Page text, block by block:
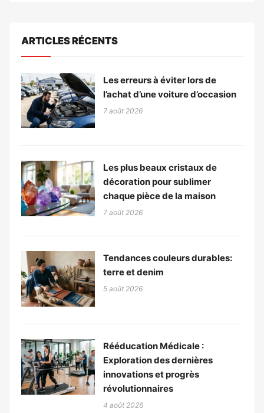
ARTICLES RÉCENTS
Les erreurs à éviter lors de
l’achat d’une voiture d’occasion
7 août 2026
Les plus beaux cristaux de
décoration pour sublimer
chaque pièce de la maison
7 août 2026
Tendances couleurs durables:
terre et denim
5 août 2026
Rééducation Médicale :
Exploration des dernières
innovations et progrès
révolutionnaires
4 août 2026